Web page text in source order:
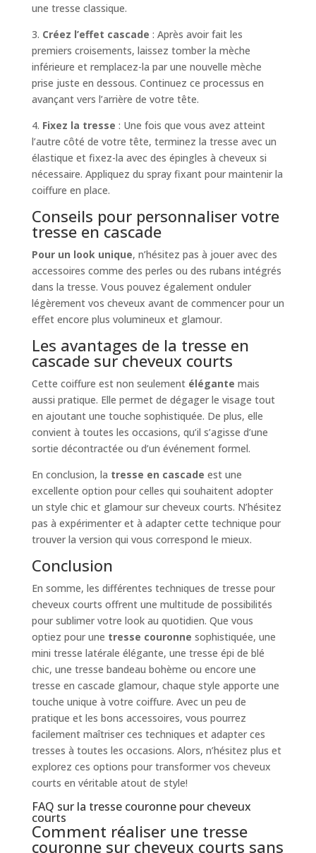
une tresse classique.
3. Créez l’effet cascade : Après avoir fait les
premiers croisements, laissez tomber la mèche
inférieure et remplacez-la par une nouvelle mèche
prise juste en dessous. Continuez ce processus en
avançant vers l’arrière de votre tête.
4. Fixez la tresse : Une fois que vous avez atteint
l’autre côté de votre tête, terminez la tresse avec un
élastique et fixez-la avec des épingles à cheveux si
nécessaire. Appliquez du spray fixant pour maintenir la
coiffure en place.
Conseils pour personnaliser votre
tresse en cascade
Pour un look unique, n’hésitez pas à jouer avec des
accessoires comme des perles ou des rubans intégrés
dans la tresse. Vous pouvez également onduler
légèrement vos cheveux avant de commencer pour un
effet encore plus volumineux et glamour.
Les avantages de la tresse en
cascade sur cheveux courts
Cette coiffure est non seulement élégante mais
aussi pratique. Elle permet de dégager le visage tout
en ajoutant une touche sophistiquée. De plus, elle
convient à toutes les occasions, qu’il s’agisse d’une
sortie décontractée ou d’un événement formel.
En conclusion, la tresse en cascade est une
excellente option pour celles qui souhaitent adopter
un style chic et glamour sur cheveux courts. N’hésitez
pas à expérimenter et à adapter cette technique pour
trouver la version qui vous correspond le mieux.
Conclusion
En somme, les différentes techniques de tresse pour
cheveux courts offrent une multitude de possibilités
pour sublimer votre look au quotidien. Que vous
optiez pour une tresse couronne sophistiquée, une
mini tresse latérale élégante, une tresse épi de blé
chic, une tresse bandeau bohème ou encore une
tresse en cascade glamour, chaque style apporte une
touche unique à votre coiffure. Avec un peu de
pratique et les bons accessoires, vous pourrez
facilement maîtriser ces techniques et adapter ces
tresses à toutes les occasions. Alors, n’hésitez plus et
explorez ces options pour transformer vos cheveux
courts en véritable atout de style!
FAQ sur la tresse couronne pour cheveux
courts
Comment réaliser une tresse
couronne sur cheveux courts sans